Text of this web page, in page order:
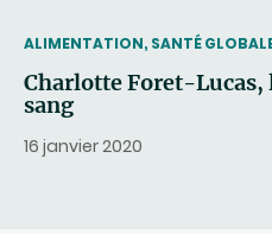
THEMATIC
ALIMENTATION, SANTÉ
Charlotte Foret-Lucas,
sang
16 janvier 2020